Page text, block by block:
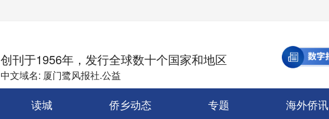
创刊于1956年，发行全球数十个国家和地区
中文域名: 厦门鹭风报社.公益
读城 侨乡动态 专题 海外侨讯